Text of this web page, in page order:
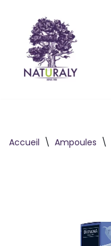
contenu
Accueil \ Ampoules \